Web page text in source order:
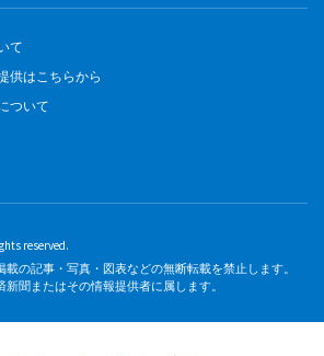
て
供はこちらから
ついて
reserved.
の記事・写真・図表などの無断転載を禁止します。
聞またはその情報提供者に属します。